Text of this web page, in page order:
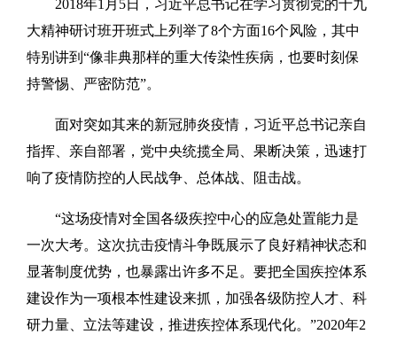
2018年1月5日，习近平总书记在学习贯彻党的十九
大精神研讨班开班式上列举了8个方面16个风险，其中
特别讲到“像非典那样的重大传染性疾病，也要时刻保
持警惕、严密防范”。
面对突如其来的新冠肺炎疫情，习近平总书记亲自
指挥、亲自部署，党中央统揽全局、果断决策，迅速打
响了疫情防控的人民战争、总体战、阻击战。
“这场疫情对全国各级疾控中心的应急处置能力是
一次大考。这次抗击疫情斗争既展示了良好精神状态和
显著制度优势，也暴露出许多不足。要把全国疾控体系
建设作为一项根本性建设来抓，加强各级防控人才、科
研力量、立法等建设，推进疾控体系现代化。”2020年2